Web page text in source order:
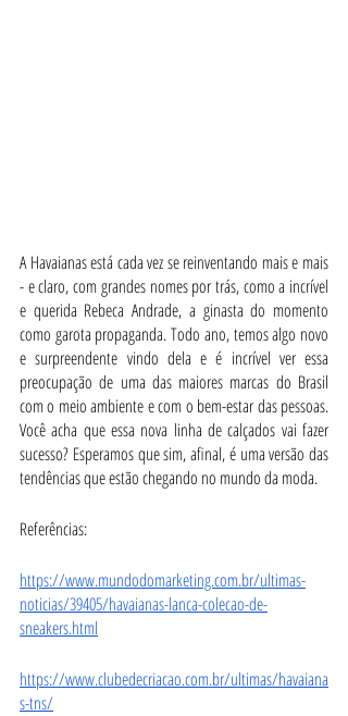
A Havaianas está cada vez se reinventando mais e mais
- e claro, com grandes nomes por trás, como a incrível
e querida Rebeca Andrade, a ginasta do momento
como garota propaganda. Todo ano, temos algo novo
e surpreendente vindo dela e é incrível ver essa
preocupação de uma das maiores marcas do Brasil
com o meio ambiente e com o bem-estar das pessoas.
Você acha que essa nova linha de calçados vai fazer
sucesso? Esperamos que sim, afinal, é uma versão das
tendências que estão chegando no mundo da moda.
Referências:
https://www.mundodomarketing.com.br/ultimas-
noticias/39405/havaianas-lanca-colecao-de-
sneakers.html
https://www.clubedecriacao.com.br/ultimas/havaiana
s-tns/